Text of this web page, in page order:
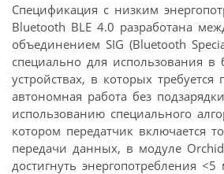
Спецификация с низким
Bluetooth BLE 4.0 разработана
объединением SIG (Bluetooth
специально для использования в
устройствах, в которых требуется
автономная работа без
использованию специального
котором передатчик включается
передачи данных, в модуле
достигнуть энергопотребления <5